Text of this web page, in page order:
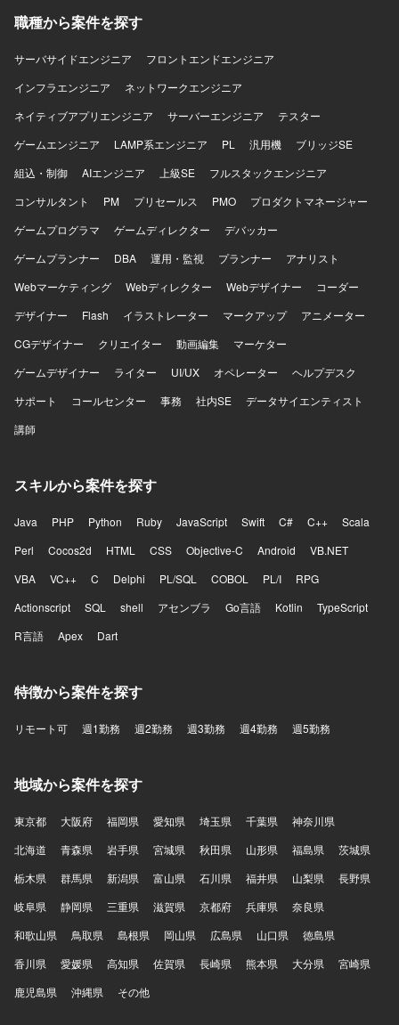
ルとしてAIコーディングツール（Claude Code、Codex
職種から案件を探す
サーバサイドエンジニア
フロントエンドエンジニア
インフラエンジニア
ネットワークエンジニア
ネイティブアプリエンジニア
サーバーエンジニア
テスター
ゲームエンジニア
LAMP系エンジニア PL 汎用機
ブリッジSE
組込・制御
AIエンジニア 上級SE
フルスタックエンジニア
コンサルタント
PM プリセールス PMO
プロダクトマネージャー
ゲームプログラマ
ゲームディレクター
デバッカー
ゲームプランナー
DBA 運用・監視 プランナー
アナリスト
Webマーケティング
Webディレクター Webデザイナー
コーダー
デザイナー
Flash イラストレーター マークアップ
アニメーター
CGデザイナー
クリエイター 動画編集
マーケター
ゲームデザイナー
ライター UI/UX オペレーター
ヘルプデスク
サポート
コールセンター 事務 社内SE
データサイエンティスト
講師
スキルから案件を探す
Java PHP Python Ruby JavaScript Swift C# C++
Scala
Perl
Cocos2d HTML CSS Objective-C Android
VB.NET
VBA
VC++ C Delphi PL/SQL COBOL PL/I
RPG
Actionscript
SQL shell アセンブラ Go言語 Kotlin
TypeScript
R言語
Apex Dart
特徴から案件を探す
リモート可 週1勤務 週2勤務 週3勤務 週4勤務 週5勤務
地域から案件を探す
東京都 大阪府 福岡県 愛知県 埼玉県 千葉県
神奈川県
北海道
青森県 岩手県 宮城県 秋田県 山形県 福島県
茨城県
栃木県
群馬県 新潟県 富山県 石川県 福井県 山梨県
長野県
岐阜県
静岡県 三重県 滋賀県 京都府 兵庫県
奈良県
和歌山県
鳥取県 島根県 岡山県 広島県 山口県
徳島県
香川県
愛媛県 高知県 佐賀県 長崎県 熊本県 大分県
宮崎県
鹿児島県
沖縄県 その他